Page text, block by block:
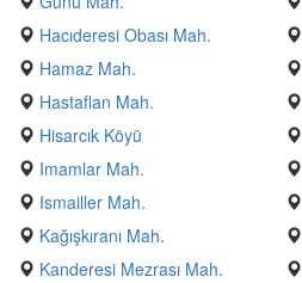
Hacıderesi Obası Mah.
Hamaz Mah.
Hastaflan Mah.
Hisarcık Köyü
Imamlar Mah.
Ismailler Mah.
Kağışkıranı Mah.
Kanderesi Mezrası Mah.